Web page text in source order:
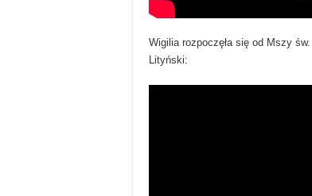
Wigilia rozpoczęła się od Mszy
Lityński: